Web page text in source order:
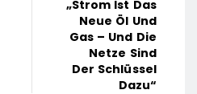
„Strom Ist Das
Neue Öl Und
Gas – Und Die
Netze Sind
Der Schlüssel
Dazu“